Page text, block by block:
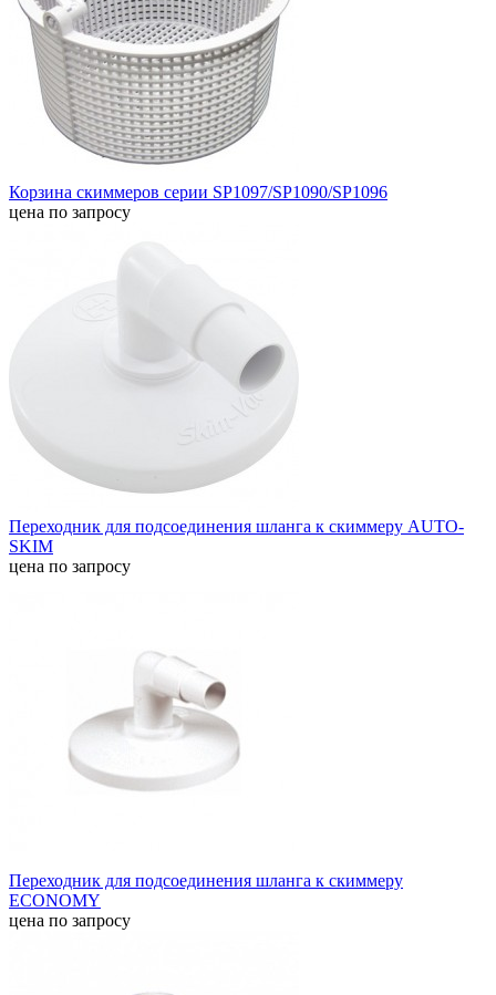
Корзина скиммеров серии SP1097/SP1090/SP1096
цена по запросу
Переходник для подсоединения шланга к скиммеру AUTO-
SKIM
цена по запросу
Переходник для подсоединения шланга к скиммеру
ECONOMY
цена по запросу